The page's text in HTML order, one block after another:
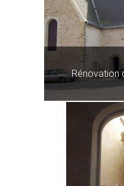
Rénovation